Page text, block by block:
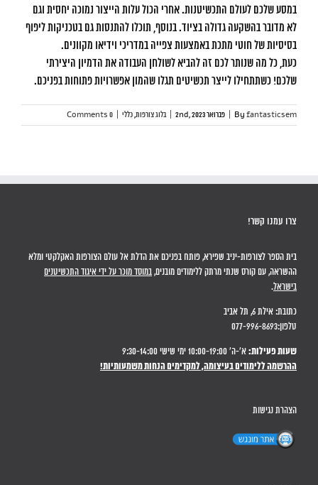
במסע שלכם לעולם התכשיטנות. אחרי הכול עלות הייצור נמוכה יחסית וגם
לא מדובר בהשקעה גדולה בציוד. בנוסף, תוכלו להתנסות גם בטכניקות ליפוף
בסיסיות של חוטי מתכת באמצעות צפייה במדריכי וידיאו מקוונים.
כעת, כל מה שנותר לכם זה להביא לשולחן העבודה את הדמיון היצירתי
שלכם! כשתתחילו לייצר תכשיטים תגלו שהמון אפשרויות פתוחות בפניכם.
By fantasticsem פברואר 2nd, 2023 בלוג צורפות,כללי 0 Comments
צרו עמנו קשר!
בית הספר לצורפות-יניב שפירא, פותח בפניכם את הדלת אל עולם הצורפות האקלקטי ומלא
ההשראה, עם קורס שנתי מרתק ללימודים מובנים, במוסד מוכר על ידי איגוד התכשיטנים
בישראל.
כתובת: אילת 6, תל אביב
טלפון:077-996-8693
שעות פעילות: א'-ה' 10:00-19:00 ימי שישי 9:30-14:00
ההרשמה ללימודים בעיצומה, למקדימים הנחות משמעותיות!
הצהרת נגישות